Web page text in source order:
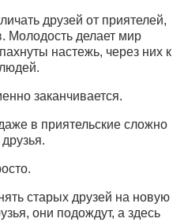
друзей от приятелей,
Молодость делает мир
настежь, через них к
заканчивается.
в приятельские сложно
старых друзей на новую
они подождут, а здесь